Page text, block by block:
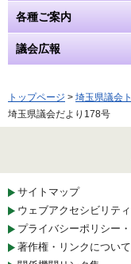
各種ご案内
議会広報
トップページ > 埼玉県議会
埼玉県議会だより178号
サイトマップ
ウェブアクセシビリティ
プライバシーポリシー
著作権・リンクについて